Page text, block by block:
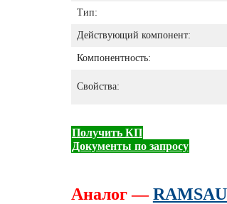
Тип:
Действующий компонент:
Компонентность:
Свойства:
Получить КП
Документы по запросу
Аналог —